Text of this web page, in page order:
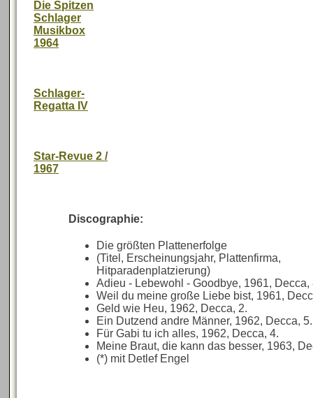
Die Spitzen
Schlager
Musikbox
1964
Schlager-
Regatta IV
Star-Revue 2 /
1967
Discographie:
Die größten Plattenerfolge
(Titel, Erscheinungsjahr, Plattenfirma,
Hitparadenplatzierung)
Adieu - Lebewohl - Goodbye, 1961, Decca,
Weil du meine große Liebe bist, 1961,
Geld wie Heu, 1962, Decca, 2.
Ein Dutzend andre Männer, 1962, Decca, 5.
Für Gabi tu ich alles, 1962, Decca, 4.
Meine Braut, die kann das besser, 1963,
(*) mit Detlef Engel